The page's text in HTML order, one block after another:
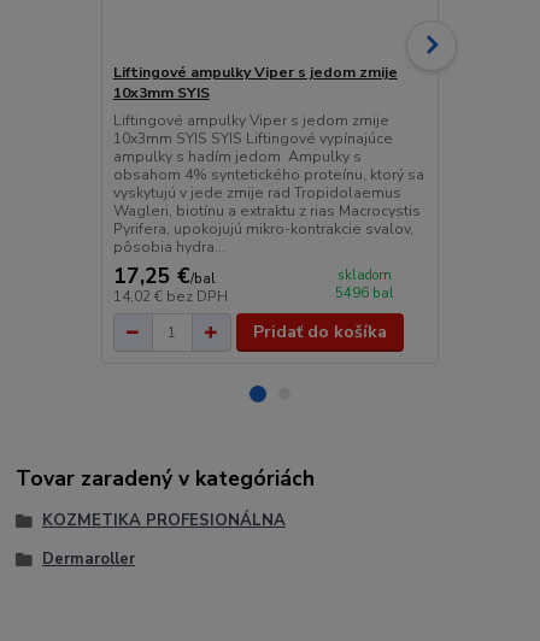
Liftingové ampulky Viper s jedom zmije
10x3mm SYIS
Liftingové ampulky Viper s jedom zmije
10x3mm SYIS SYIS Liftingové vypínajúce
ampulky s hadím jedom Ampulky s
obsahom 4% syntetického proteínu, ktorý sa
vyskytujú v jede zmije rad Tropidolaemus
Wagleri, biotínu a extraktu z rias Macrocystis
Pyrifera, upokojujú mikro-kontrakcie svalov,
pôsobia hydra...
17,25 €/bal
14,02 € bez DPH
skladom
5496 bal
Pridať do košíka
Tovar zaradený v kategóriách
KOZMETIKA PROFESIONÁLNA
Dermaroller